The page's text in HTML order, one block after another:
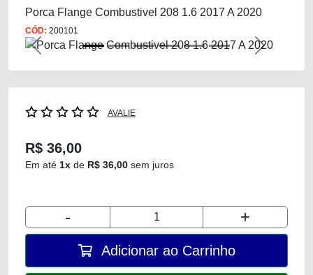
Porca Flange Combustivel 208 1.6 2017 A 2020
CÓD: 200101
Previous Next
AVALIE
R$ 36,00
Em até 1x de R$ 36,00 sem juros
- +
Adicionar ao Carrinho